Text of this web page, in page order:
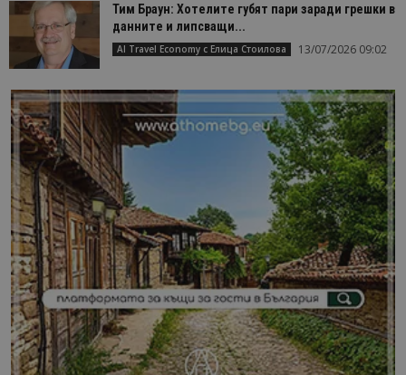
Тим Браун: Хотелите губят пари заради грешки в
данните и липсващи...
AI Travel Economy с Елица Стоилова 13/07/2026 09:02